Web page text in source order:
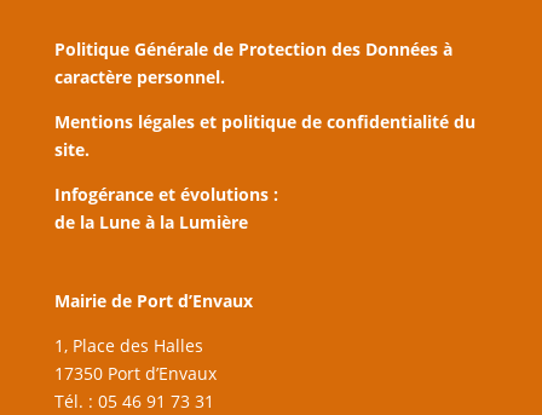
Politique Générale de Protection des Données à
caractère personnel.
Mentions légales et politique de confidentialité du
site.
Infogérance et évolutions :
de la Lune à la Lumière
Mairie de Port d’Envaux
1, Place des Halles
17350 Port d’Envaux
Tél. : 05 46 91 73 31